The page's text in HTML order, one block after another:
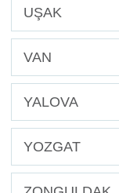
UŞAK
VAN
YALOVA
YOZGAT